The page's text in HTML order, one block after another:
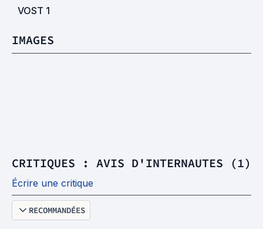
VOST 1
IMAGES
CRITIQUES : AVIS D'INTERNAUTES (1)
Écrire une critique
RECOMMANDÉES